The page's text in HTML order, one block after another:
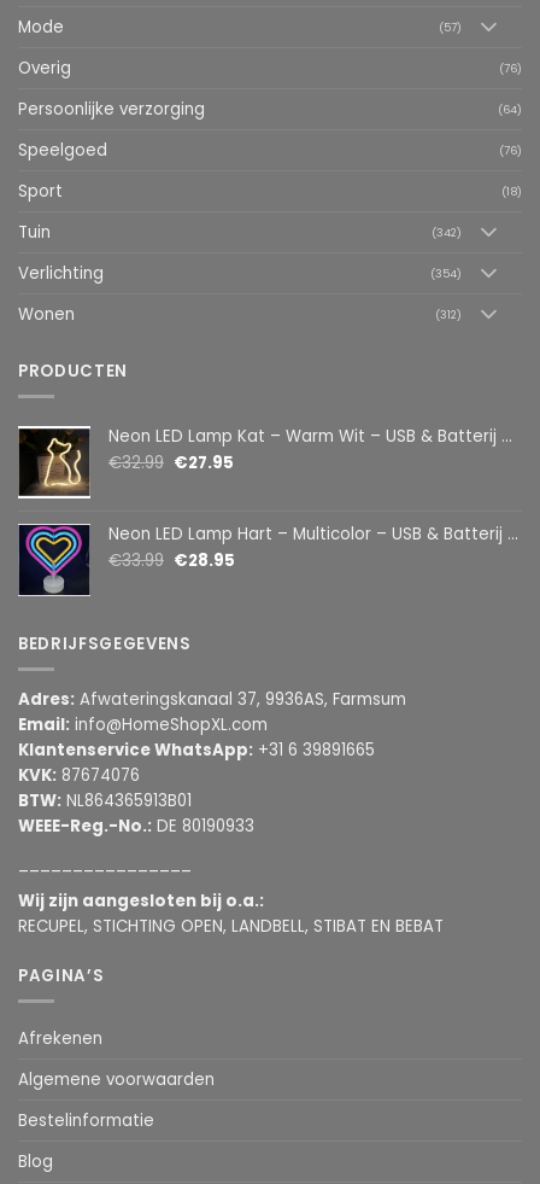
Mode (57)
Overig (76)
Persoonlijke verzorging (64)
Speelgoed (76)
Sport (18)
Tuin (342)
Verlichting (354)
Wonen (312)
PRODUCTEN
Neon LED Lamp Kat – Warm Wit – USB & Batterij – Decoratieve Tafellamp voor Kinderkamer – 28,5 x 24,5 cm
€32.99 €27.95
Neon LED Lamp Hart – Multicolor – USB & Batterij – Hartvormige Sfeerlamp – Kinderkamer & Slaapkamer – 25,2 x 23 cm
€33.99 €28.95
BEDRIJFSGEGEVENS
Adres: Afwateringskanaal 37, 9936AS, Farmsum
Email: info@HomeShopXL.com
Klantenservice WhatsApp: +31 6 39891665
KVK: 87674076
BTW: NL864365913B01
WEEE-Reg.-No.: DE 80190933
Wij zijn aangesloten bij o.a.:
RECUPEL, STICHTING OPEN, LANDBELL, STIBAT EN BEBAT
PAGINA’S
Afrekenen
Algemene voorwaarden
Bestelinformatie
Blog